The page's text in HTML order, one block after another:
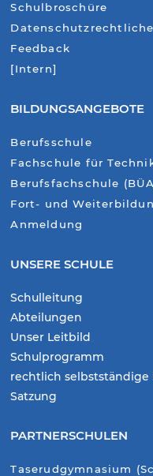
Schulbroschüre
Feedback
[Intern]
BILDUNGSANGEBOTE
Berufsschule
Fachschule für
Berufsfachschule
Fort- und
Anmeldung
UNSERE SCHULE
Schulleitung
Abteilungen
Unser Leitbild
Schulprogramm
rechtlich selbstständige
Satzung
PARTNERSCHULEN
Taserudgymnasium